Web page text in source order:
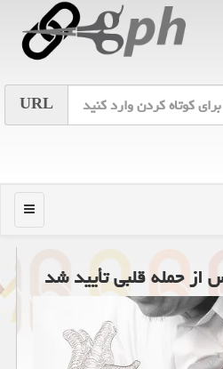
URL
منو
حمله قلبی تأیید شد